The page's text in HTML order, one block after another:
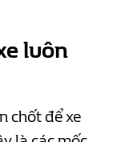
luôn
chốt để xe